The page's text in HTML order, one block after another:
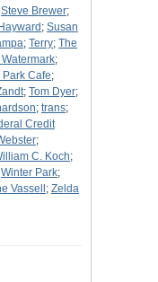
Steve Brewer;
; Susan
; Terry; The
;
Cafe;
; Tom Dyer;
; trans;
Credit
;
C. Koch;
Winter Park;
Vassell ; Zelda